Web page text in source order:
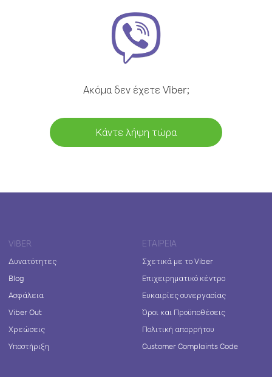
Ακόμα δεν έχετε Viber;
Κάντε λήψη τώρα
VIBER
Δυνατότητες
Blog
Ασφάλεια
Viber Out
Χρεώσεις
Υποστήριξη
ΕΤΑΙΡΕΊΑ
Σχετικά με το Viber
Επιχειρηματικό κέντρο
Ευκαιρίες συνεργασίας
Όροι και Προϋποθέσεις
Πολιτική απορρήτου
Customer Complaints Code